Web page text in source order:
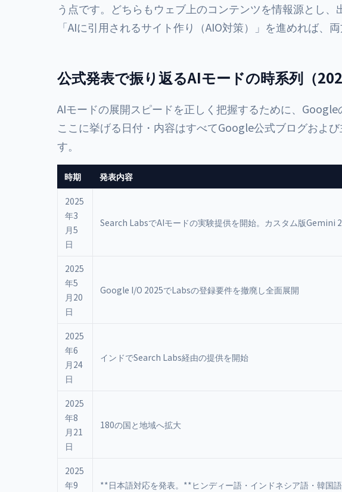
う点です。どちらもウェブ上のコンテンツを情報源とし、
「AIに引用されるサイト作り（AIO対策）」を進めれば、
公式発表で振り返るAIモードの時系列（
AIモードの展開スピードを正しく把握するために、Google
ここに挙げる日付・内容はすべてGoogle公式ブログおよ
す。
時期 発表内容
2025
年3
月5
日
Search LabsでAIモードの実験提供を開始。カスタム版Gemini
2025
年5
月20
日
Google I/O 2025でLabsの登録要件を撤廃し全面展開
2025
年6
月24
日
インドでSearch Labs経由の提供を開始
2025
年8
月21
日
180の国と地域へ拡大
2025
年9
**日本語対応を発表。**ヒンディー語・インドネシア語・韓国